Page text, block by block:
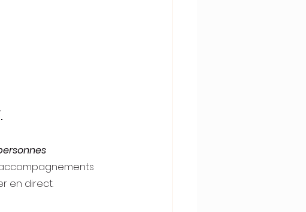
en direct.